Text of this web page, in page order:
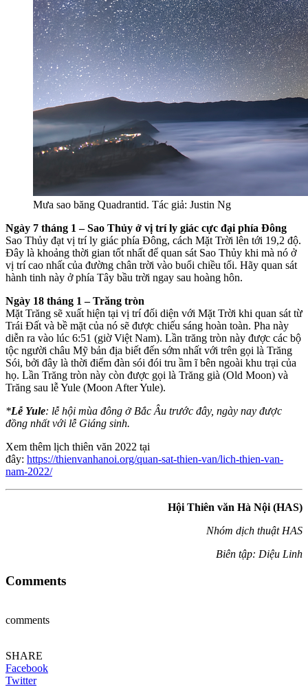
Mưa sao băng Quadrantid. Tác giả: Justin Ng
Ngày 7 tháng 1 – Sao Thủy ở vị trí ly giác cực đại phía Đông
Sao Thủy đạt vị trí ly giác phía Đông, cách Mặt Trời lên tới 19,2 độ.
Đây là khoảng thời gian tốt nhất để quan sát Sao Thủy khi mà nó ở
vị trí cao nhất của đường chân trời vào buổi chiều tối. Hãy quan sát
hành tinh này ở phía Tây bầu trời ngay sau hoàng hôn.
Ngày 18 tháng 1 – Trăng tròn
Mặt Trăng sẽ xuất hiện tại vị trí đối diện với Mặt Trời khi quan sát từ
Trái Đất và bề mặt của nó sẽ được chiếu sáng hoàn toàn. Pha này
diễn ra vào lúc 6:51 (giờ Việt Nam). Lần trăng tròn này được các bộ
tộc người châu Mỹ bản địa biết đến sớm nhất với trên gọi là Trăng
Sói, bởi đây là thời điểm đàn sói đói tru ầm ĩ bên ngoài khu trại của
họ. Lần Trăng tròn này còn được gọi là Trăng già (Old Moon) và
Trăng sau lễ Yule (Moon After Yule).
*Lễ Yule: lễ hội mùa đông ở Bắc Âu trước đây, ngày nay được
đồng nhất với lễ Giáng sinh.
Xem thêm lịch thiên văn 2022 tại
đây: https://thienvanhanoi.org/quan-sat-thien-van/lich-thien-van-
nam-2022/
Hội Thiên văn Hà Nội (HAS)
Nhóm dịch thuật HAS
Biên tập: Diệu Linh
Comments
comments
SHARE
Facebook
Twitter